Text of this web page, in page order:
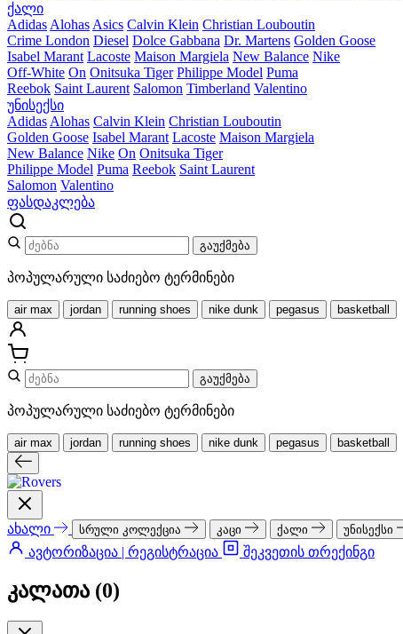
ქალი
Adidas Alohas Asics Calvin Klein Christian Louboutin
Crime London Diesel Dolce Gabbana Dr. Martens Golden Goose
Isabel Marant Lacoste Maison Margiela New Balance Nike
Off-White On Onitsuka Tiger Philippe Model Puma
Reebok Saint Laurent Salomon Timberland Valentino
უნისექსი
Adidas Alohas Calvin Klein Christian Louboutin
Golden Goose Isabel Marant Lacoste Maison Margiela
New Balance Nike On Onitsuka Tiger
Philippe Model Puma Reebok Saint Laurent
Salomon Valentino
ფასდაკლება
გაუქმება
პოპულარული საძიებო ტერმინები
air max jordan running shoes nike dunk pegasus basketball
გაუქმება
პოპულარული საძიებო ტერმინები
air max jordan running shoes nike dunk pegasus basketball
ახალი სრული კოლექცია კაცი ქალი უნისექსი
ავტორიზაცია | რეგისტრაცია
შეკვეთის თრექინგი
კალათა (0)